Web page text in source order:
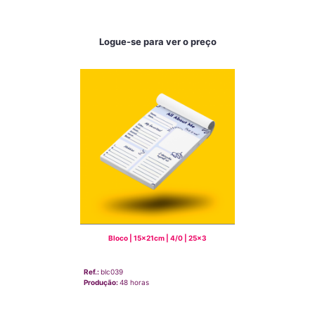
Logue-se para ver o preço
Bloco | 15x21cm | 4/0 | 25x3
Ref.:blc039
Produção:48 horas